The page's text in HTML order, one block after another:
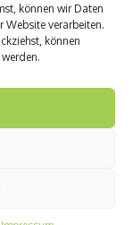
können wir Daten
Website verarbeiten.
können